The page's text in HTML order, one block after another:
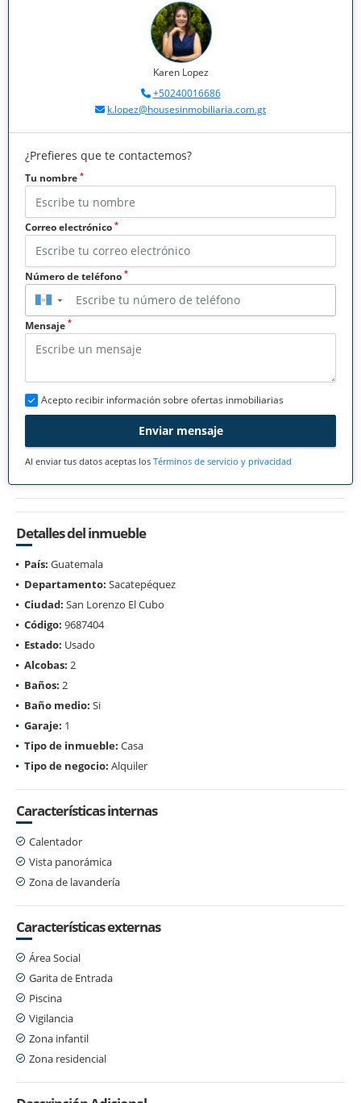
Karen Lopez
+50240016686
k.lopez@housesinmobiliaria.com.gt
¿Prefieres que te contactemos?
Tu nombre *
Correo electrónico *
Número de teléfono *
▼
Mensaje *
Acepto recibir información sobre ofertas inmobiliarias
Enviar mensaje
Al enviar tus datos aceptas los Términos de servicio y privacidad
Detalles del inmueble
País: Guatemala
Departamento: Sacatepéquez
Ciudad: San Lorenzo El Cubo
Código: 9687404
Estado: Usado
Alcobas: 2
Baños: 2
Baño medio: Si
Garaje: 1
Tipo de inmueble: Casa
Tipo de negocio: Alquiler
Características internas
Calentador
Vista panorámica
Zona de lavandería
Características externas
Área Social
Garita de Entrada
Piscina
Vigilancia
Zona infantil
Zona residencial